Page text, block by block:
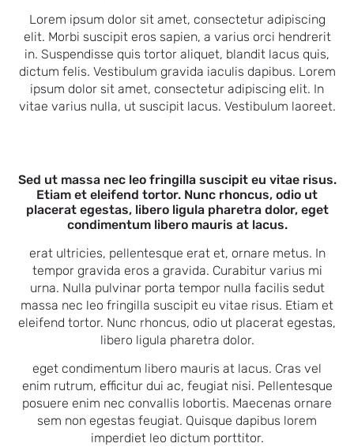
Lorem ipsum dolor sit amet, consectetur adipiscing
elit. Morbi suscipit eros sapien, a varius orci hendrerit
in. Suspendisse quis tortor aliquet, blandit lacus quis,
dictum felis. Vestibulum gravida iaculis dapibus. Lorem
ipsum dolor sit amet, consectetur adipiscing elit. In
vitae varius nulla, ut suscipit lacus. Vestibulum laoreet.
Sed ut massa nec leo fringilla suscipit eu vitae risus.
Etiam et eleifend tortor. Nunc rhoncus, odio ut
placerat egestas, libero ligula pharetra dolor, eget
condimentum libero mauris at lacus.
erat ultricies, pellentesque erat et, ornare metus. In
tempor gravida eros a gravida. Curabitur varius mi
urna. Nulla pulvinar porta tempor nulla facilis sedut
massa nec leo fringilla suscipit eu vitae risus. Etiam et
eleifend tortor. Nunc rhoncus, odio ut placerat egestas,
libero ligula pharetra dolor.
eget condimentum libero mauris at lacus. Cras vel
enim rutrum, efficitur dui ac, feugiat nisi. Pellentesque
posuere enim nec convallis lobortis. Maecenas ornare
sem non egestas feugiat. Quisque dapibus lorem
imperdiet leo dictum porttitor.